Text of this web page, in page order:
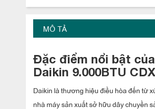
MÔ TẢ
Đặc điểm nổi bật
Daikin 9.000BTU
Daikin là thương hiệu điều hòa đến từ
nhà máy sản xuất sở hữu dây chuyền